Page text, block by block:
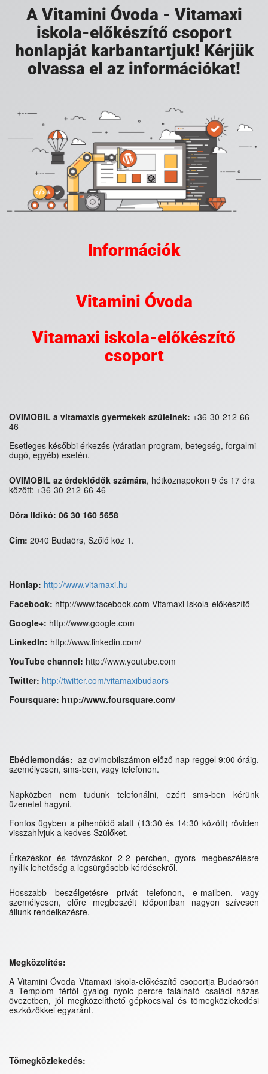
A Vitamini Óvoda - Vitamaxi
iskola-előkészítő csoport
honlapját karbantartjuk! Kérjük
olvassa el az információkat!
Információk
Vitamini Óvoda
Vitamaxi iskola-előkészítő
csoport
OVIMOBIL a vitamaxis gyermekek szüleinek: +36-30-212-66-
46
Esetleges későbbi érkezés (váratlan program, betegség, forgalmi
dugó, egyéb) esetén.
OVIMOBIL az érdeklődők számára, hétköznapokon 9 és 17 óra
között: +36-30-212-66-46
Dóra Ildikó: 06 30 160 5658
Cím: 2040 Budaörs, Szőlő köz 1.
Honlap: http://www.vitamaxi.hu
Facebook: http://www.facebook.com Vitamaxi Iskola-előkészítő
Google+: http://www.google.com
LinkedIn: http://www.linkedin.com/
YouTube channel: http://www.youtube.com
Twitter: http://twitter.com/vitamaxibudaors
Foursquare: http://www.foursquare.com/
Ebédlemondás: az ovimobilszámon előző nap reggel 9:00 óráig,
személyesen, sms-ben, vagy telefonon.
Napközben nem tudunk telefonálni, ezért sms-ben kérünk
üzenetet hagyni.
Fontos ügyben a pihenőidő alatt (13:30 és 14:30 között) röviden
visszahívjuk a kedves Szülőket.
Érkezéskor és távozáskor 2-2 percben, gyors megbeszélésre
nyílik lehetőség a legsürgősebb kérdésekről.
Hosszabb beszélgetésre privát telefonon, e-mailben, vagy
személyesen, előre megbeszélt időpontban nagyon szívesen
állunk rendelkezésre.
Megközelítés:
A Vitamini Óvoda Vitamaxi iskola-előkészítő csoportja Budaörsön
a Templom tértől gyalog nyolc percre található családi házas
övezetben, jól megközelíthető gépkocsival és tömegközlekedési
eszközökkel egyaránt.
Tömegközlekedés: